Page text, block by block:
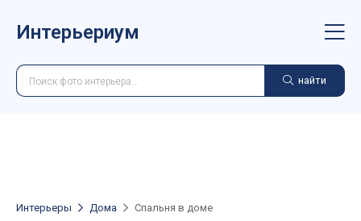
Интерьериум
найти
Интерьеры Дома Спальня в доме